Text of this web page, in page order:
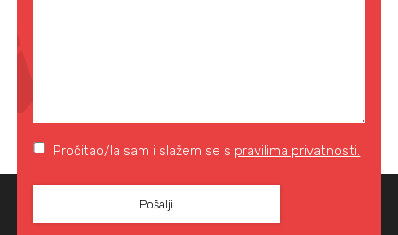
Pročitao/la sam i slažem se s pravilima privatnosti.